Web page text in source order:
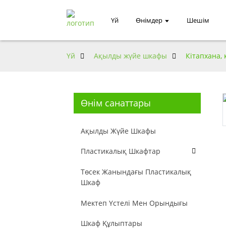
Үй Өнімдер Шешім
Үй Ақылды жүйе шкафы
Өнім санаттары
Ақылды Жүйе Шкафы
Пластикалық Шкафтар
Төсек Жанындағы Пластикалық
Шкаф
Мектеп Үстелі Мен Орындығы
Шкаф Құлыптары